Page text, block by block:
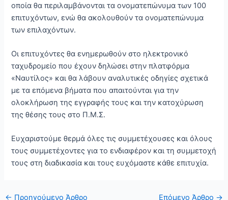
οποία θα περιλαμβάνονται τα ονοματεπώνυμα των 100
επιτυχόντων, ενώ θα ακολουθούν τα ονοματεπώνυμα
των επιλαχόντων.
Οι επιτυχόντες θα ενημερωθούν στο ηλεκτρονικό
ταχυδρομείο που έχουν δηλώσει στην πλατφόρμα
«Ναυτίλος» και θα λάβουν αναλυτικές οδηγίες σχετικά
με τα επόμενα βήματα που απαιτούνται για την
ολοκλήρωση της εγγραφής τους και την κατοχύρωση
της θέσης τους στο Π.Μ.Σ.
Ευχαριστούμε θερμά όλες τις συμμετέχουσες και όλους
τους συμμετέχοντες για το ενδιαφέρον και τη συμμετοχή
τους στη διαδικασία και τους ευχόμαστε κάθε επιτυχία.
← Προηγούμενο Άρθρο Επόμενο Άρθρο →